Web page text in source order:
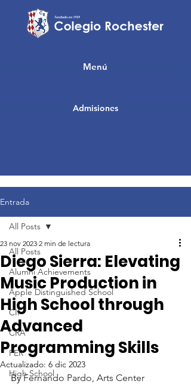
Admisiones
Menú
Entrada
All Posts
Alumni Achievements
Apple Distinguished School
CIF
CRA
FER
High School
All Posts
Diego Sierra: Elevating
Music Production in
High School through
Advanced
Programming Skills
23 nov 2023 2 min de lectura
Actualizado: 6 dic 2023
By Fernando Pardo, Arts Center